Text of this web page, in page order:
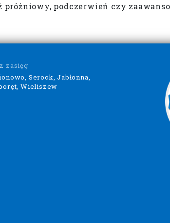
próżniowy, podczerwień czy
zasięg
Serock, Jabłonna,
Wieliszew